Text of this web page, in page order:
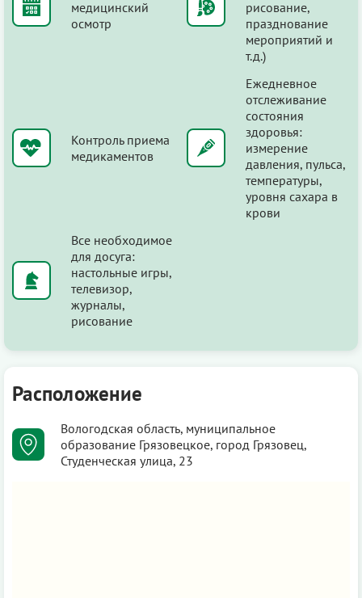
медицинский
осмотр
рисование,
празднование
мероприятий и
т.д.)
Контроль приема
медикаментов
Ежедневное
отслеживание
состояния
здоровья:
измерение
давления, пульса,
температуры,
уровня сахара в
крови
Все необходимое
для досуга:
настольные игры,
телевизор,
журналы,
рисование
Расположение
Вологодская область, муниципальное
образование Грязовецкое, город Грязовец,
Студенческая улица, 23